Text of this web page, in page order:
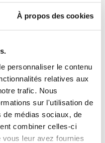
À propos des cookies
personnaliser le contenu
relatives aux
trafic. Nous
sur l'utilisation de
de médias sociaux, de
combiner celles-ci
leur avez fournies
kit bébé
composée des
compresseur,
pour enfants et ses